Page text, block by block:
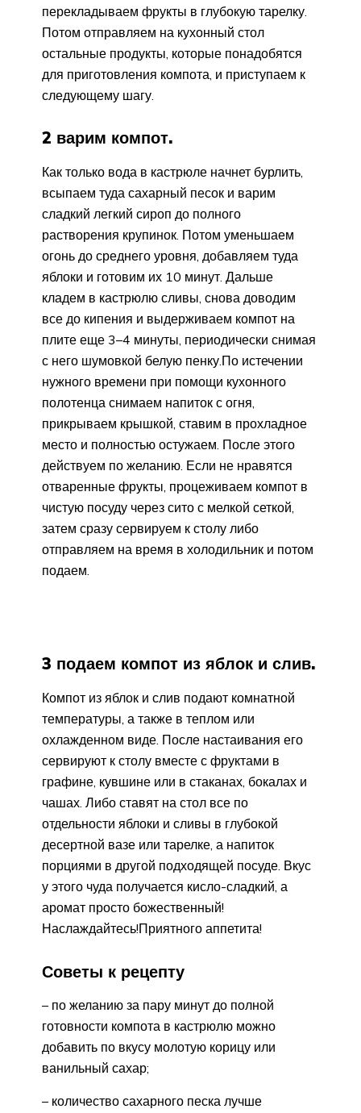
перекладываем фрукты в глубокую тарелку.
Потом отправляем на кухонный стол
остальные продукты, которые понадобятся
для приготовления компота, и приступаем к
следующему шагу.
2 варим компот.
Как только вода в кастрюле начнет бурлить,
всыпаем туда сахарный песок и варим
сладкий легкий сироп до полного
растворения крупинок. Потом уменьшаем
огонь до среднего уровня, добавляем туда
яблоки и готовим их 10 минут. Дальше
кладем в кастрюлю сливы, снова доводим
все до кипения и выдерживаем компот на
плите еще 3–4 минуты, периодически снимая
с него шумовкой белую пенку.По истечении
нужного времени при помощи кухонного
полотенца снимаем напиток с огня,
прикрываем крышкой, ставим в прохладное
место и полностью остужаем. После этого
действуем по желанию. Если не нравятся
отваренные фрукты, процеживаем компот в
чистую посуду через сито с мелкой сеткой,
затем сразу сервируем к столу либо
отправляем на время в холодильник и потом
подаем.
3 подаем компот из яблок и слив.
Компот из яблок и слив подают комнатной
температуры, а также в теплом или
охлажденном виде. После настаивания его
сервируют к столу вместе с фруктами в
графине, кувшине или в стаканах, бокалах и
чашах. Либо ставят на стол все по
отдельности яблоки и сливы в глубокой
десертной вазе или тарелке, а напиток
порциями в другой подходящей посуде. Вкус
у этого чуда получается кисло-сладкий, а
аромат просто божественный!
Наслаждайтесь!Приятного аппетита!
Советы к рецепту
– по желанию за пару минут до полной
готовности компота в кастрюлю можно
добавить по вкусу молотую корицу или
ванильный сахар;
– количество сахарного песка лучше